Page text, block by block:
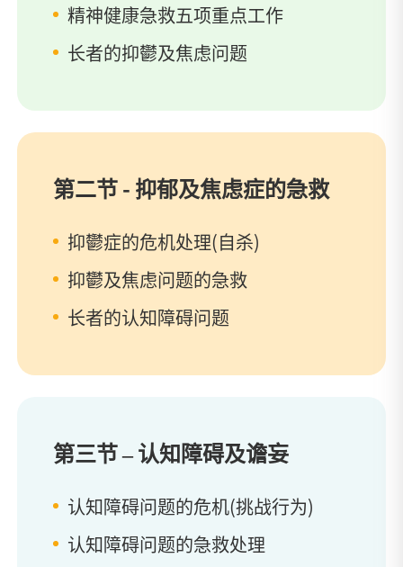
精神健康急救五项重点工作
长者的抑鬱及焦虑问题
第二节 - 抑郁及焦虑症的急救
抑鬱症的危机处理(自杀)
抑鬱及焦虑问题的急救
长者的认知障碍问题
第三节 – 认知障碍及谵妄
认知障碍问题的危机(挑战行为)
认知障碍问题的急救处理